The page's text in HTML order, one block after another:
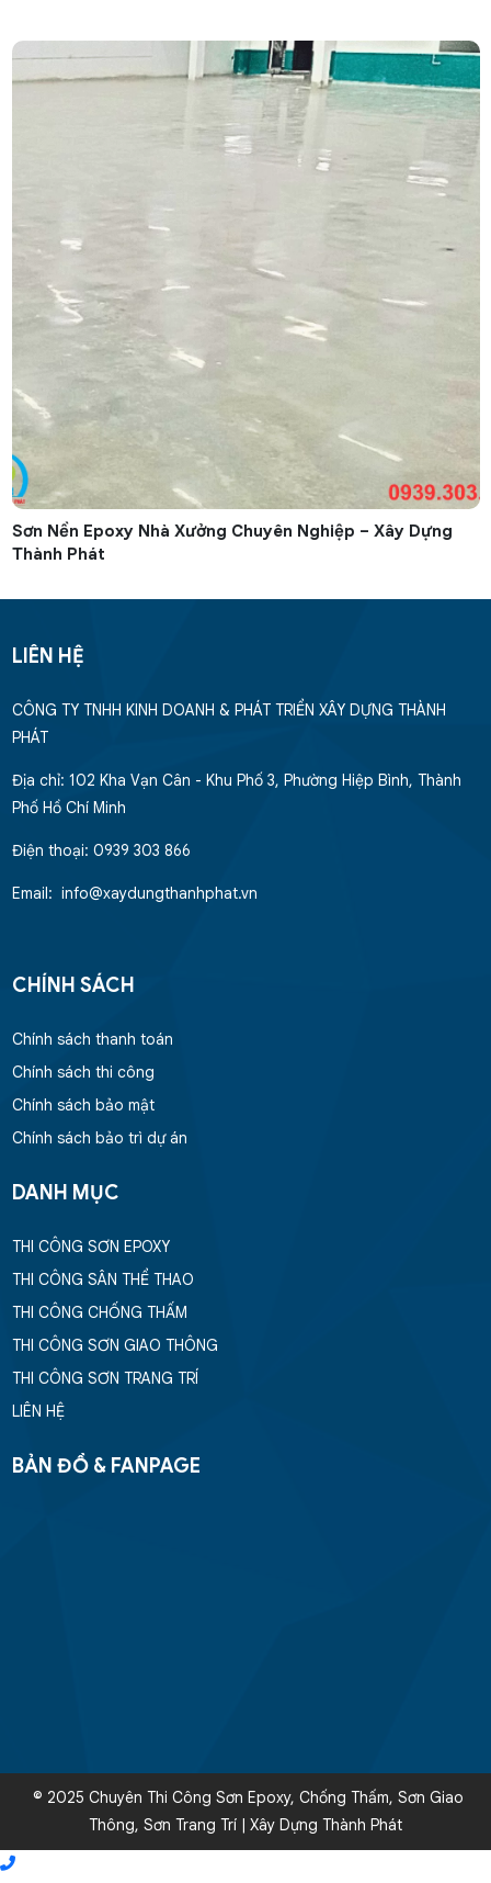
Sơn Nền Epoxy Nhà Xưởng Chuyên Nghiệp – Xây Dựng
Thành Phát
LIÊN HỆ
CÔNG TY TNHH KINH DOANH & PHÁT TRIỂN XÂY DỰNG THÀNH
PHÁT
Địa chỉ: 102 Kha Vạn Cân - Khu Phố 3, Phường Hiệp Bình, Thành
Phố Hồ Chí Minh
Điện thoại: 0939 303 866
Email: info@xaydungthanhphat.vn
CHÍNH SÁCH
Chính sách thanh toán
Chính sách thi công
Chính sách bảo mật
Chính sách bảo trì dự án
DANH MỤC
THI CÔNG SƠN EPOXY
THI CÔNG SÂN THỂ THAO
THI CÔNG CHỐNG THẤM
THI CÔNG SƠN GIAO THÔNG
THI CÔNG SƠN TRANG TRÍ
LIÊN HỆ
BẢN ĐỒ & FANPAGE
© 2025 Chuyên Thi Công Sơn Epoxy, Chống Thấm, Sơn Giao
Thông, Sơn Trang Trí | Xây Dựng Thành Phát